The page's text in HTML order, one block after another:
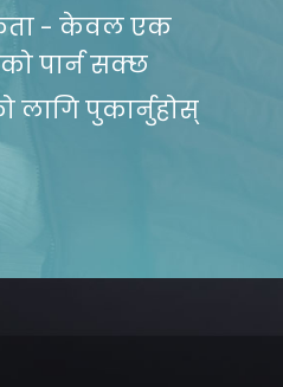
- केवल एक
पार्न सक्छ
पुकार्नुहोस्